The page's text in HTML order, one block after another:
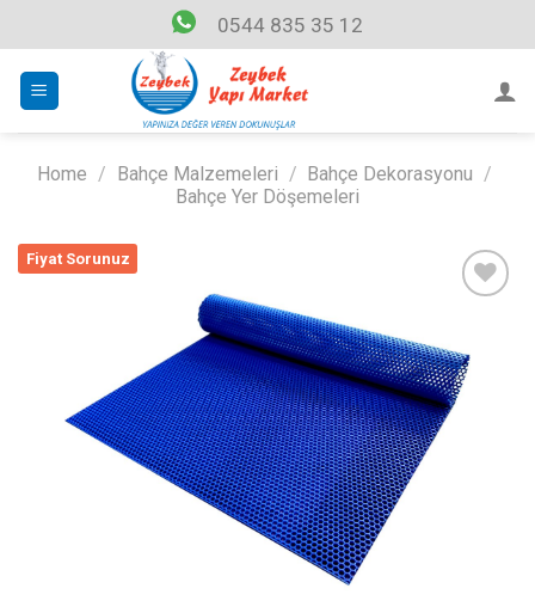
to
content
0544 835 35 12
Home / Bahçe Malzemeleri / Bahçe Dekorasyonu /
Bahçe Yer Döşemeleri
Ekle
Fiyat Sorunuz